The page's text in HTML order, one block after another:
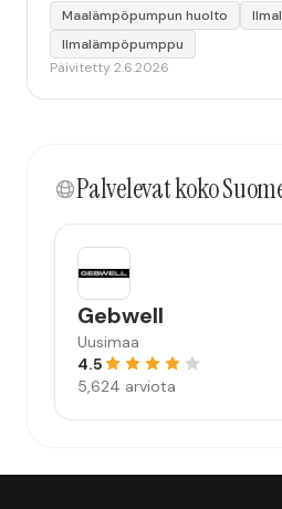
Maalämpöpumpun huolto
Ilmalämpöpumppu
Päivitetty 2.6.2026
Palvelevat koko
Gebwell
Uusimaa
4.5
5,624 arviota